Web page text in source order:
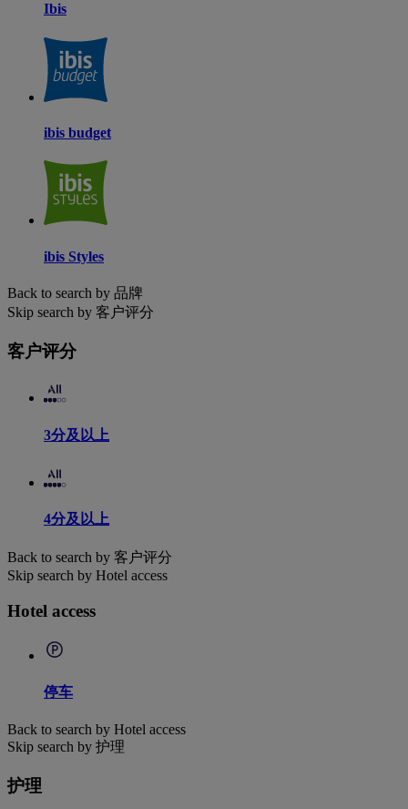
Ibis
ibis budget
ibis Styles
Back to search by 品牌
Skip search by 客户评分
客户评分
3分及以上
4分及以上
Back to search by 客户评分
Skip search by Hotel access
Hotel access
停车
Back to search by Hotel access
Skip search by 护理
护理